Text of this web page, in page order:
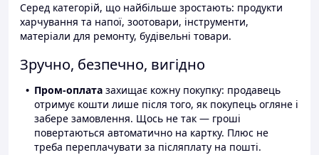
Серед категорій, що найбільше зростають: продукти
харчування та напої, зоотовари, інструменти,
матеріали для ремонту, будівельні товари.
Зручно, безпечно, вигідно
Пром-оплата захищає кожну покупку: продавець
отримує кошти лише після того, як покупець огляне і
забере замовлення. Щось не так — гроші
повертаються автоматично на картку. Плюс не
треба переплачувати за післяплату на пошті.